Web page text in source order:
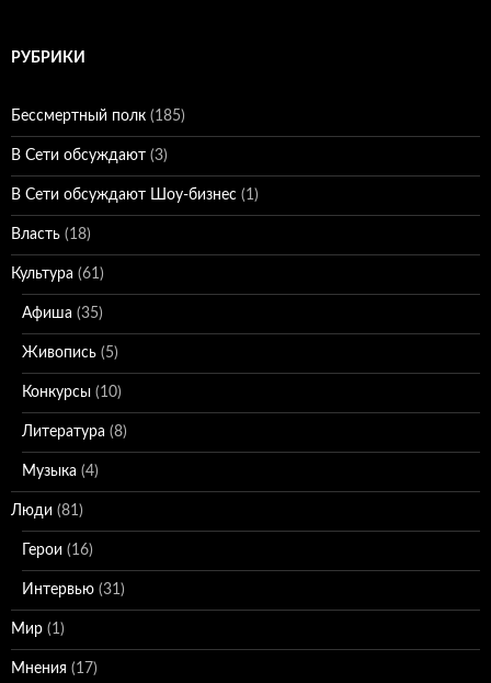
РУБРИКИ
Бессмертный полк (185)
В Сети обсуждают (3)
В Сети обсуждают Шоу-бизнес (1)
Власть (18)
Культура (61)
Афиша (35)
Живопись (5)
Конкурсы (10)
Литература (8)
Музыка (4)
Люди (81)
Герои (16)
Интервью (31)
Мир (1)
Мнения (17)